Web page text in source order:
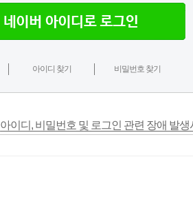
아이디 찾기 비밀번호 찾기
아이디, 비밀번호 및 로그인 관련 장애 발